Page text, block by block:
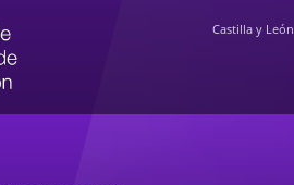
Castilla y León